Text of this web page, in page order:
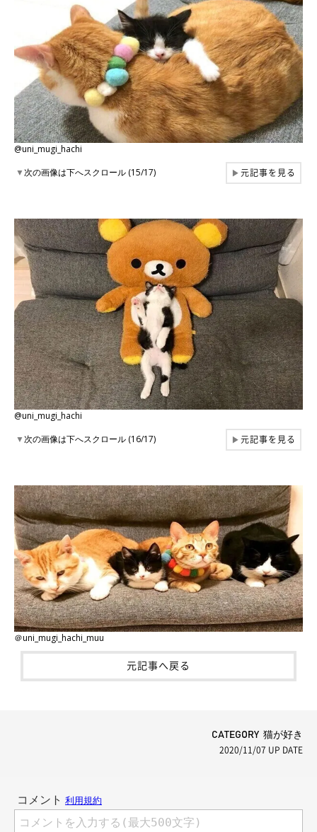
@uni_mugi_hachi
▼次の画像は下へスクロール (15/17) ▶元記事を見る
@uni_mugi_hachi
▼次の画像は下へスクロール (16/17) ▶元記事を見る
＠uni_mugi_hachi_muu
元記事へ戻る
CATEGORY 猫が好き
2020/11/07 UP DATE